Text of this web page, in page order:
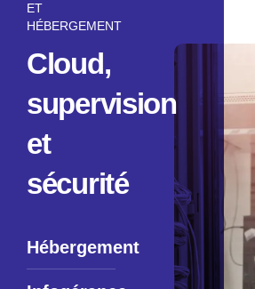
ET
HÉBERGEMENT
Cloud,
supervision
et
sécurité
Hébergement